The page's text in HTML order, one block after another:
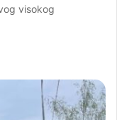
visokog